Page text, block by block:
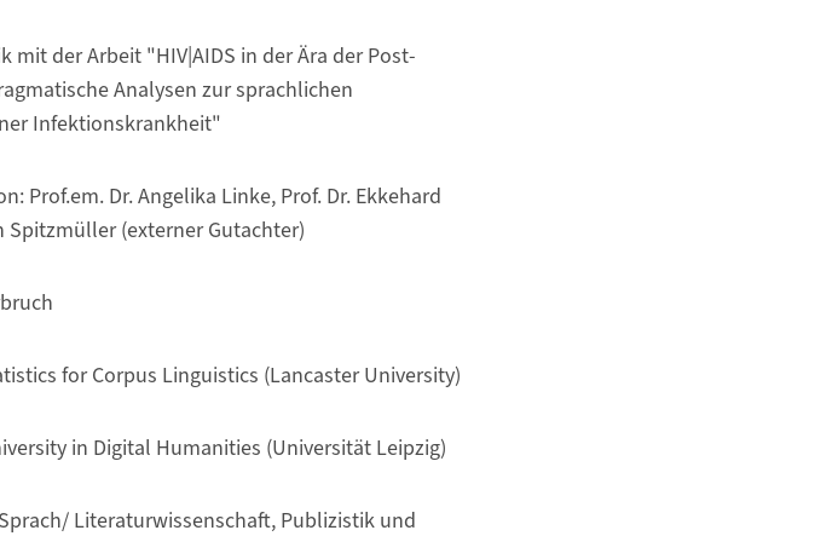
mit der Arbeit "HIV|AIDS in der Ära der Post-
Analysen zur sprachlichen
Infektionskrankheit"
Prof.em. Dr. Angelika Linke, Prof. Dr. Ekkehard
Spitzmüller (externer Gutachter)
for Corpus Linguistics (Lancaster University)
in Digital Humanities (Universität Leipzig)
Literaturwissenschaft, Publizistik und